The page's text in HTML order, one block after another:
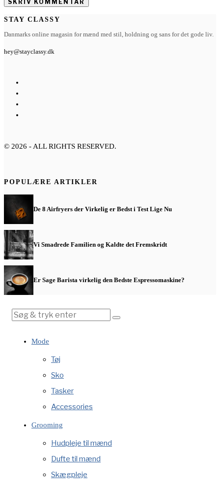
STAY CLASSY
Danmarks online magasin for mænd med stil, holdning og sans for det gode liv.
hey@stayclassy.dk
© 2026 - ALL RIGHTS RESERVED.
POPULÆRE ARTIKLER
De 8 Airfryers der Virkelig er Bedst i Test Lige Nu
Vi Smadrede Familien og Kaldte det Fremskridt
Er Sage Barista virkelig den Bedste Espressomaskine?
Mode
Tøj
Sko
Tasker
Accessories
Grooming
Hudpleje til mænd
Dufte til mænd
Skægpleje